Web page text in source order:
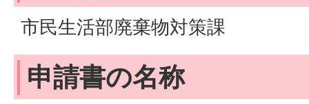
市民生活部廃棄物対策課
申請書の名称